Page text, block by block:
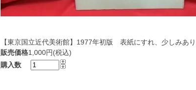
【東京国立近代美術館】1977年初版 表紙にすれ、少しみ
販売価格1,000円(税込)
購入数